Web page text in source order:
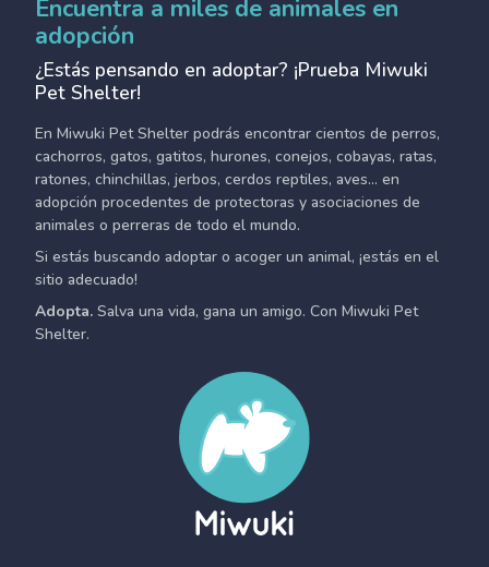
Encuentra a miles de animales en
adopción
¿Estás pensando en adoptar? ¡Prueba Miwuki
Pet Shelter!
En Miwuki Pet Shelter podrás encontrar cientos de perros,
cachorros, gatos, gatitos, hurones, conejos, cobayas, ratas,
ratones, chinchillas, jerbos, cerdos reptiles, aves... en
adopción procedentes de protectoras y asociaciones de
animales o perreras de todo el mundo.
Si estás buscando adoptar o acoger un animal, ¡estás en el
sitio adecuado!
Adopta. Salva una vida, gana un amigo. Con Miwuki Pet
Shelter.